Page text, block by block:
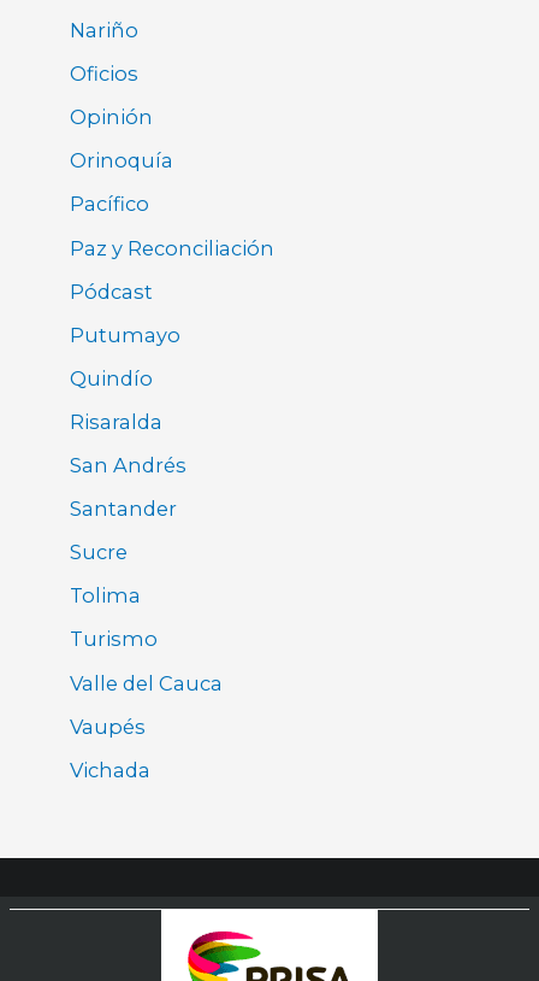
Nariño
Oficios
Opinión
Orinoquía
Pacífico
Paz y Reconciliación
Pódcast
Putumayo
Quindío
Risaralda
San Andrés
Santander
Sucre
Tolima
Turismo
Valle del Cauca
Vaupés
Vichada